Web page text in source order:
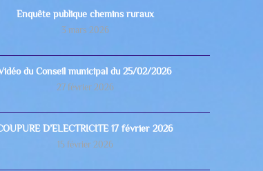
Enquête publique chemins ruraux
3 mars 2026
du Conseil municipal du 25/02/2026
27 février 2026
D’ELECTRICITE 17 février 2026
15 février 2026